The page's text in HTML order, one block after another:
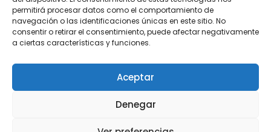
permitirá procesar datos como el comportamiento de
navegación o las identificaciones únicas en este sitio. No
consentir o retirar el consentimiento, puede afectar negativamente
a ciertas características y funciones.
Aceptar
Denegar
Política de Privacidad
Política de cookies
Política de Calidad